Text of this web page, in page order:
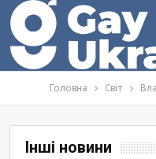
Головна Світ
Інші новини